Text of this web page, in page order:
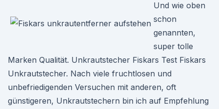
Und wie oben
schon
genannten,
super tolle
Marken Qualität. Unkrautstecher Fiskars Test Fiskars
Unkrautstecher. Nach viele fruchtlosen und
unbefriedigenden Versuchen mit anderen, oft
günstigeren, Unkrautstechern bin ich auf Empfehlung